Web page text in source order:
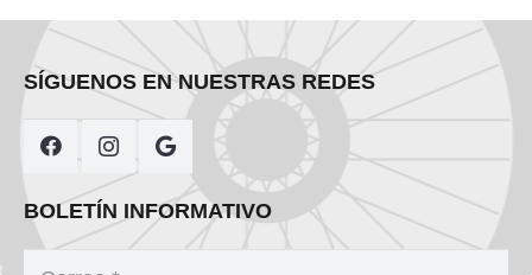
SÍGUENOS EN NUESTRAS REDES
BOLETÍN INFORMATIVO